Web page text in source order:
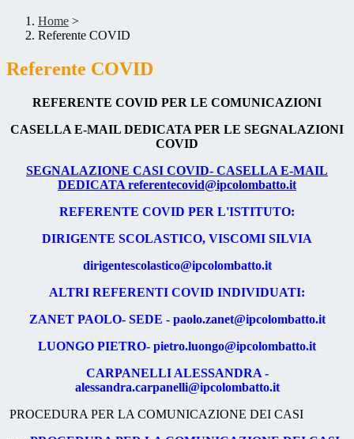
Home >
Referente COVID
Referente COVID
REFERENTE COVID PER LE COMUNICAZIONI
CASELLA E-MAIL DEDICATA PER LE SEGNALAZIONI
COVID
SEGNALAZIONE CASI COVID- CASELLA E-MAIL
DEDICATA referentecovid@ipcolombatto.it
REFERENTE COVID PER L'ISTITUTO:
DIRIGENTE SCOLASTICO, VISCOMI SILVIA
dirigentescolastico@ipcolombatto.it
ALTRI REFERENTI COVID INDIVIDUATI:
ZANET PAOLO- SEDE - paolo.zanet@ipcolombatto.it
LUONGO PIETRO- pietro.luongo@ipcolombatto.it
CARPANELLI ALESSANDRA -
alessandra.carpanelli@ipcolombatto.it
PROCEDURA PER LA COMUNICAZIONE DEI CASI